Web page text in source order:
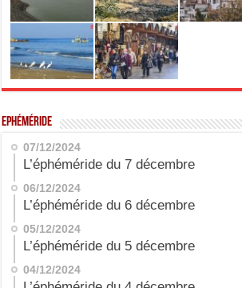
Ephéméride
07/12/2024
L’éphéméride du 7 décembre
06/12/2024
L’éphéméride du 6 décembre
05/12/2024
L’éphéméride du 5 décembre
04/12/2024